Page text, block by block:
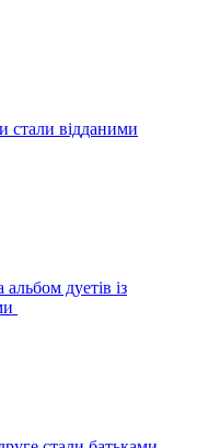
стали відданими
дуетів із